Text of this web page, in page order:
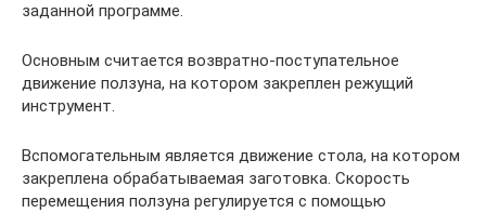
заданной программе.
Основным считается возвратно-поступательное
движение ползуна, на котором закреплен режущий
инструмент.
Вспомогательным является движение стола, на котором
закреплена обрабатываемая заготовка. Скорость
перемещения ползуна регулируется с помощью